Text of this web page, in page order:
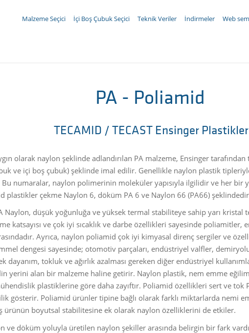
Malzeme Seçici İçi Boş Çubuk Seçici Teknik Veriler İndirmeler Web
PA - Poliamid
TECAMID / TECAST Ensinger
olarak naylon şeklinde adlandırılan PA malzeme, Ensinger
ve içi boş çubuk) şeklinde imal edilir. Genellikle naylon plastik
numaralar, naylon polimerinin moleküler yapısıyla ilgilidir ve her bir
plastikler çekme Naylon 6, döküm PA 6 ve Naylon 66 (PA66)
Naylon, düşük yoğunluğa ve yüksek termal stabiliteye sahip yarı kristal
katsayısı ve çok iyi sıcaklık ve darbe özellikleri sayesinde poliamitler,
Ayrıca, naylon poliamid çok iyi kimyasal direnç sergiler ve
dengesi sayesinde; otomotiv parçaları, endüstriyel valfler,
dayanım, tokluk ve ağırlık azalması gereken diğer endüstriyel
yerini alan bir malzeme haline getirir. Naylon plastik, nem emme
plastiklerine göre daha zayıftır. Poliamid özellikleri sert ve tok
gösterir. Poliamid ürünler tipine bağlı olarak farklı miktarlarda nemi
ürünün boyutsal stabilitesine ek olarak naylon özelliklerini de etkiler.
ve döküm yoluyla üretilen naylon şekiller arasında belirgin bir fark